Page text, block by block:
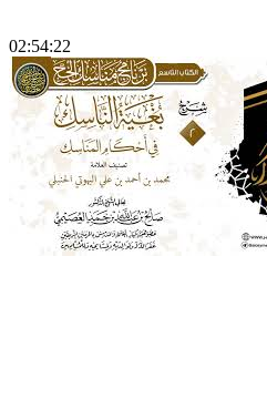
02:54:22